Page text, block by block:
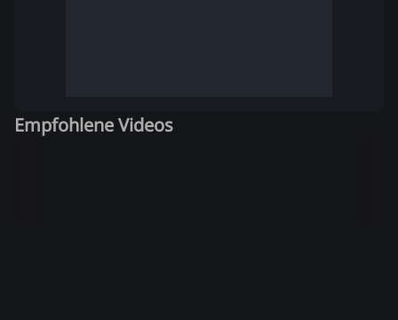
Empfohlene Videos